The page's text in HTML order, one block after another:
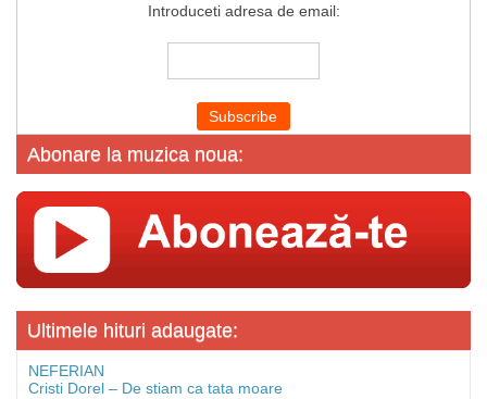
Introduceti adresa de email:
Abonare la muzica noua:
Ultimele hituri adaugate:
NEFERIAN
Cristi Dorel – De stiam ca tata moare